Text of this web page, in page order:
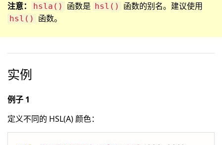
注意： hsla() 函数是 hsl() 函数的别名。建议使用
hsl() 函数。
实例
例子 1
定义不同的 HSL(A) 颜色：